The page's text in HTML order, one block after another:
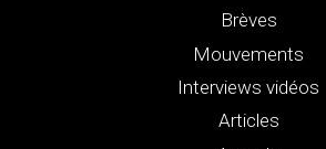
Brèves
Mouvements
Interviews vidéos
Articles